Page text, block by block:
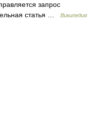
запрос
статья …
Википедия